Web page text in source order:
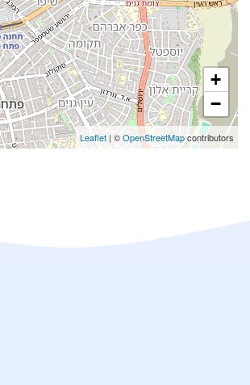
+
−
Leaflet | ©OpenStreetMapcontributors